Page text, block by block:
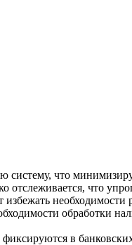
систему, что
отслеживается, что
избежать
обработки
в